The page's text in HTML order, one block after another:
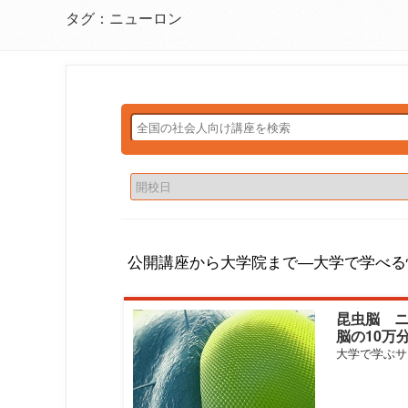
タグ：ニューロン
公開講座から大学院まで―大学で学べ
昆虫脳 ニ
脳の10万
る
大学で学ぶ